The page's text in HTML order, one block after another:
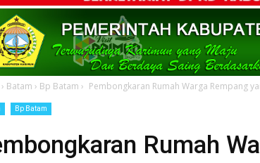
› Batam › Bp Batam › Pembongkaran Rumah Warga Rempang
Bp Batam
Rumah